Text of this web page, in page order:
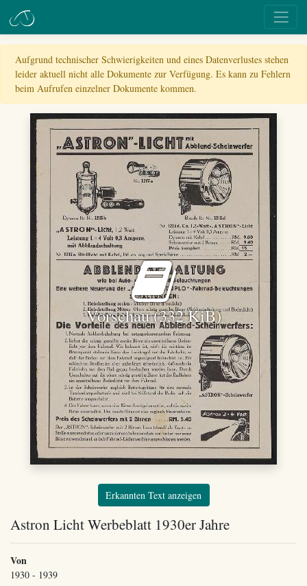
Aufgrund technischer Schwierigkeiten und eines Datenverlustes stehen
leider aktuell nicht alle Dokumente zur Verfügung. Es kann zu Fehlern
beim Aufrufen einzelner Dokumente kommen.
Vorschau (332 KiB)
Erkannten Text anzeigen
Astron Licht Werbeblatt 1930er Jahre
Von
1930 - 1939